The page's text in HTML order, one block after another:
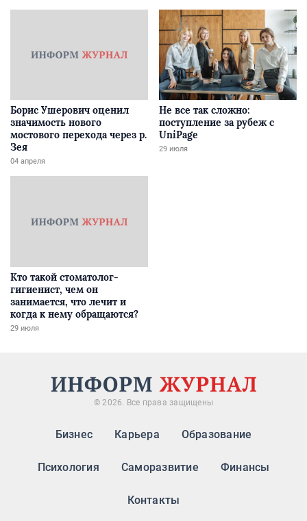
Борис Ушерович оценил
значимость нового
мостового перехода через р.
Зея
04 апреля
Не все так сложно:
поступление за рубеж с
UniPage
29 июля
Кто такой стоматолог-
гигиенист, чем он
занимается, что лечит и
когда к нему обращаются?
29 июля
© 2026. Все права защищены
Бизнес Карьера Образование
Психология Саморазвитие Финансы
Контакты